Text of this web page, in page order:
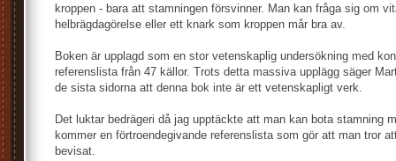
kroppen - bara att stamningen försvinner. Man kan fråga sig om
helbrägdagörelse eller ett knark som kroppen mår bra av.
Boken är upplagd som en stor vetenskaplig undersökning med
referenslista från 47 källor. Trots detta massiva upplägg säger
de sista sidorna att denna bok inte är ett vetenskapligt verk.
Det luktar bedrägeri då jag upptäckte att man kan bota stamning
kommer en förtroendegivande referenslista som gör att man tror
bevisat.